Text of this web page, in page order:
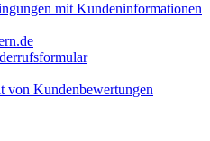
mit Kundeninformationen
von Kundenbewertungen